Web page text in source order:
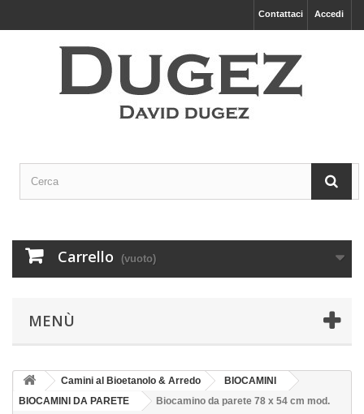
Accedi
Contattaci
Carrello (vuoto)
MENÙ
Camini al Bioetanolo & Arredo
BIOCAMINI
BIOCAMINI DA PARETE
Biocamino da parete 78 x 54 cm mod.